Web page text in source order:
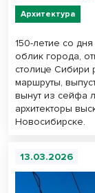
Архитектура
150-летие со
облик города,
столице Сибири
маршруты,
вынут из сейфа
архитекторы
Новосибирске.
13.03.2026